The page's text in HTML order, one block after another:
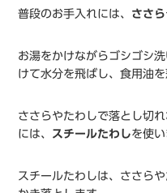
普段のお手入れには、 ささら
お湯をかけながらゴシゴシ
けて水分を飛ばし、食用油を
ささらやたわしで落とし切
には、 スチールたわしを使い
スチールたわしは、ささら